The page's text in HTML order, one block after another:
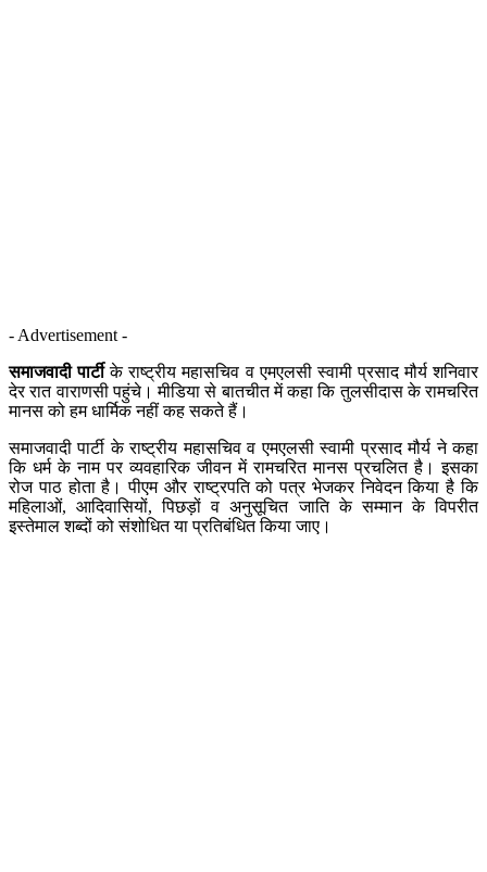
- Advertisement -
समाजवादी पार्टीके राष्ट्रीय महासचिव व एमएलसी स्वामी प्रसाद मौर्य शनिवार
देर रात वाराणसी पहुंचे। मीडिया से बातचीत में कहा कि तुलसीदास के रामचरित
मानस को हम धार्मिक नहीं कह सकते हैं।
समाजवादी पार्टी के राष्ट्रीय महासचिव व एमएलसी स्वामी प्रसाद मौर्य ने कहा
कि धर्म के नाम पर व्यवहारिक जीवन में रामचरित मानस प्रचलित है। इसका
रोज पाठ होता है। पीएम और राष्ट्रपति को पत्र भेजकर निवेदन किया है कि
महिलाओं, आदिवासियों, पिछड़ों व अनुसूचित जाति के सम्मान के विपरीत
इस्तेमाल शब्दों को संशोधित या प्रतिबंधित किया जाए।